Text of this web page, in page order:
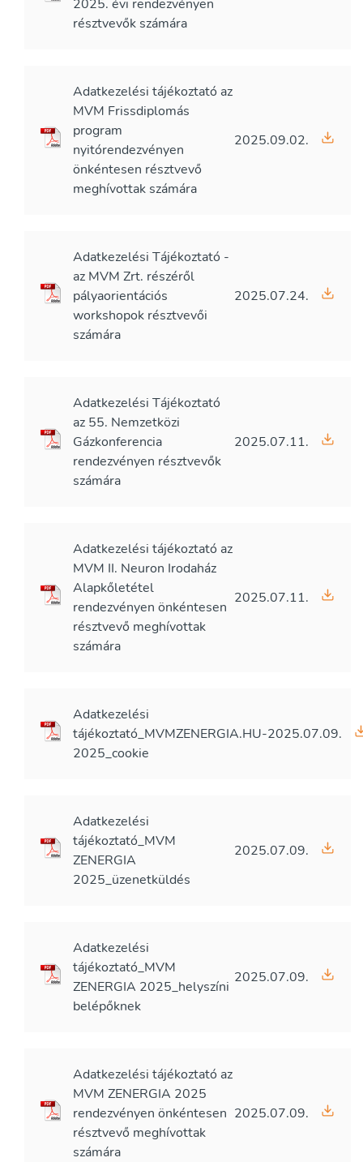
2025. évi rendezvényen
résztvevők számára
Adatkezelési tájékoztató az
MVM Frissdiplomás
program
nyitórendezvényen
önkéntesen résztvevő
meghívottak számára
2025.09.02.
Adatkezelési Tájékoztató -
az MVM Zrt. részéről
pályaorientációs
workshopok résztvevői
számára
2025.07.24.
Adatkezelési Tájékoztató
az 55. Nemzetközi
Gázkonferencia
rendezvényen résztvevők
számára
2025.07.11.
Adatkezelési tájékoztató az
MVM II. Neuron Irodaház
Alapkőletétel
rendezvényen önkéntesen
résztvevő meghívottak
számára
2025.07.11.
Adatkezelési
tájékoztató_MVMZENERGIA.HU-
2025_cookie
2025.07.09.
Adatkezelési
tájékoztató_MVM
ZENERGIA
2025_üzenetküldés
2025.07.09.
Adatkezelési
tájékoztató_MVM
ZENERGIA 2025_helyszíni
belépőknek
2025.07.09.
Adatkezelési tájékoztató az
MVM ZENERGIA 2025
rendezvényen önkéntesen
résztvevő meghívottak
számára
2025.07.09.